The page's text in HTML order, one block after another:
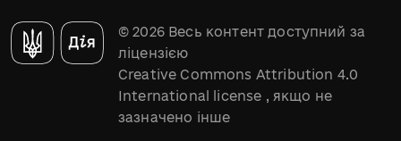
© 2026 Весь контент доступний за
ліцензією
Creative Commons Attribution 4.0
International license , якщо не
зазначено інше